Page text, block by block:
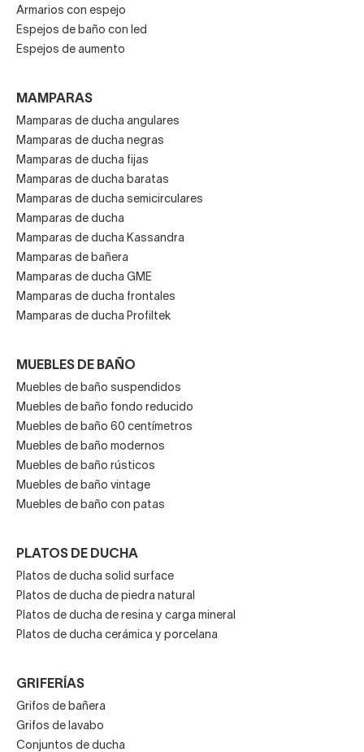
Armarios con espejo
Espejos de baño con led
Espejos de aumento
MAMPARAS
Mamparas de ducha angulares
Mamparas de ducha negras
Mamparas de ducha fijas
Mamparas de ducha baratas
Mamparas de ducha semicirculares
Mamparas de ducha
Mamparas de ducha Kassandra
Mamparas de bañera
Mamparas de ducha GME
Mamparas de ducha frontales
Mamparas de ducha Profiltek
MUEBLES DE BAÑO
Muebles de baño suspendidos
Muebles de baño fondo reducido
Muebles de baño 60 centímetros
Muebles de baño modernos
Muebles de baño rústicos
Muebles de baño vintage
Muebles de baño con patas
PLATOS DE DUCHA
Platos de ducha solid surface
Platos de ducha de piedra natural
Platos de ducha de resina y carga mineral
Platos de ducha cerámica y porcelana
GRIFERÍAS
Grifos de bañera
Grifos de lavabo
Conjuntos de ducha